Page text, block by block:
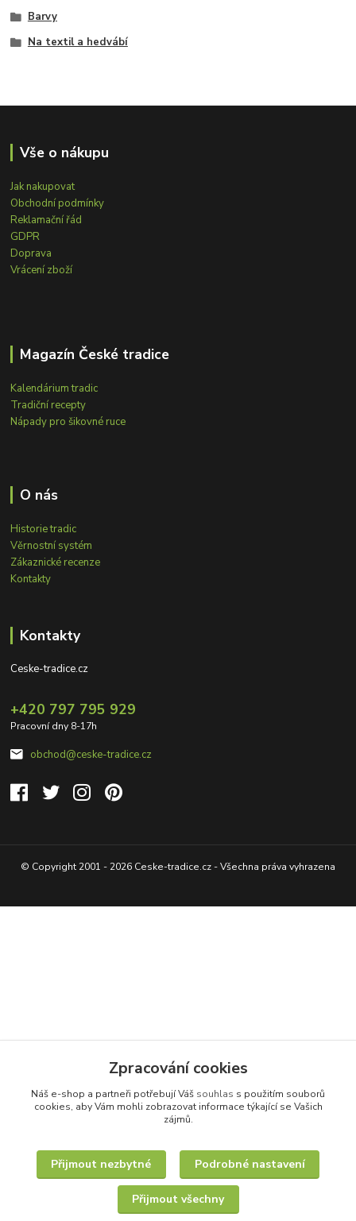
Barvy
Na textil a hedvábí
Vše o nákupu
Jak nakupovat
Obchodní podmínky
Reklamační řád
GDPR
Doprava
Vrácení zboží
Magazín České tradice
Kalendárium tradic
Tradiční recepty
Nápady pro šikovné ruce
O nás
Historie tradic
Věrnostní systém
Zákaznické recenze
Kontakty
Kontakty
Ceske-tradice.cz
+420 797 795 929
Pracovní dny 8-17h
obchod@ceske-tradice.cz
© Copyright 2001 - 2026 Ceske-tradice.cz - Všechna práva vyhrazena
Zpracování cookies
Náš e-shop a partneři potřebují Váš souhlas s použitím souborů
cookies, aby Vám mohli zobrazovat informace týkající se Vašich
zájmů.
Přijmout nezbytné Podrobné nastavení
Přijmout všechny